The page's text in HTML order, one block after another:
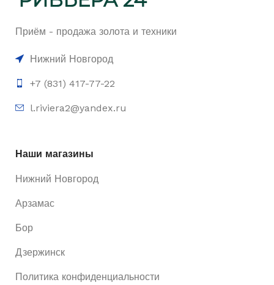
Приём - продажа золота и техники
Нижний Новгород
+7 (831) 417-77-22
l.riviera2@yandex.ru
Наши магазины
Нижний Новгород
Арзамас
Бор
Дзержинск
Политика конфиденциальности